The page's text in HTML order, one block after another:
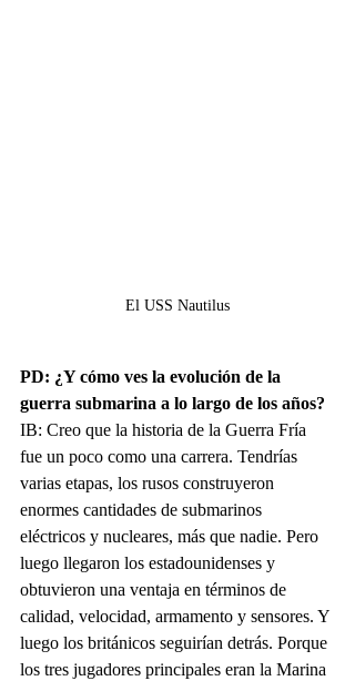
El USS Nautilus
PD: ¿Y cómo ves la evolución de la
guerra submarina a lo largo de los años?
IB: Creo que la historia de la Guerra Fría
fue un poco como una carrera. Tendrías
varias etapas, los rusos construyeron
enormes cantidades de submarinos
eléctricos y nucleares, más que nadie. Pero
luego llegaron los estadounidenses y
obtuvieron una ventaja en términos de
calidad, velocidad, armamento y sensores. Y
luego los británicos seguirían detrás. Porque
los tres jugadores principales eran la Marina